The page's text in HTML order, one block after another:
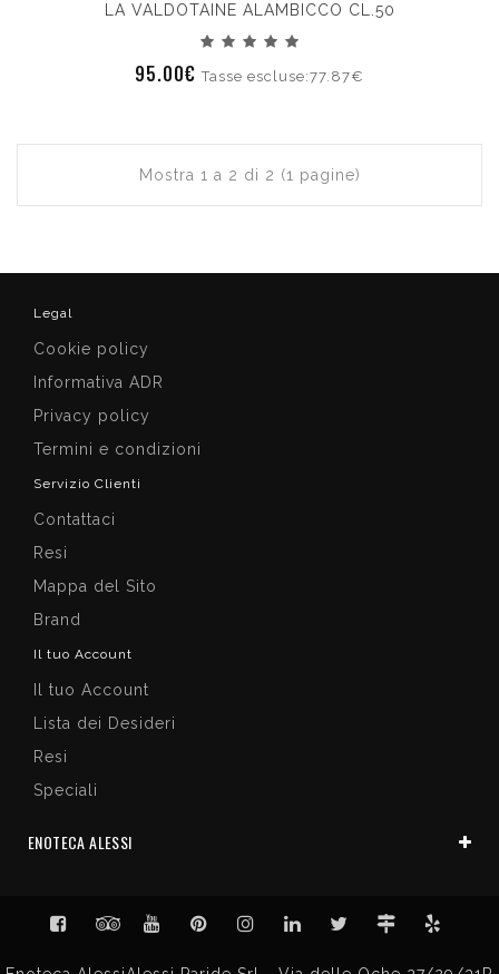
LA VALDOTAINE ALAMBICCO CL.50
95.00€Tasse escluse:77.87€
Mostra 1 a 2 di 2 (1 pagine)
Legal
Cookie policy
Informativa ADR
Privacy policy
Termini e condizioni
Servizio Clienti
Contattaci
Resi
Mappa del Sito
Brand
Il tuo Account
Il tuo Account
Lista dei Desideri
Resi
Speciali
ENOTECA ALESSI